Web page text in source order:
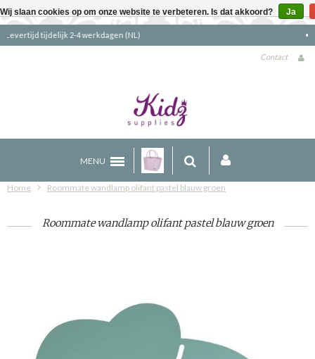
Gratis verzending boven €90 (NL)
Contact
MENU
Home Roommate wandlamp olifant pastel blauw groen
Roommate wandlamp olifant pastel blauw groen
Wij slaan cookies op om onze website te verbeteren. Is dat akkoord? Ja